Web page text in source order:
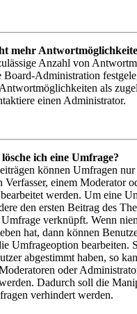
mehr
Anzahl von
Administration
als
einen Administrator.
ich eine Umfrage?
können Umfragen
Verfasser, einem Moderator
werden. Um eine
den ersten Beitrag des
verknüpft. Wenn
hat, dann können
Umfrageoption bearbeiten.
abgestimmt haben, so
oder
Dadurch soll die
verhindert werden.